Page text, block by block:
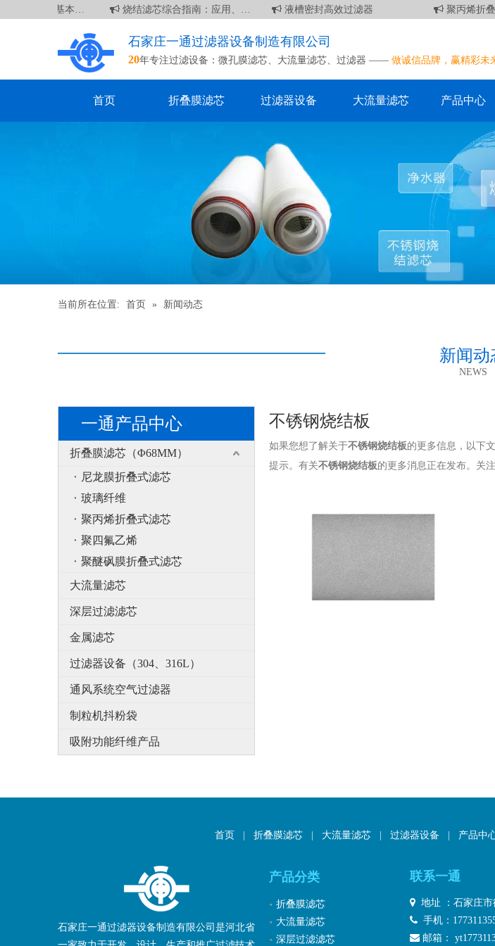
滤芯：基本信息 烧结滤芯综合指南：应用、优点和维护 液槽密封高效过滤器 聚丙烯折叠
石家庄一通过滤器设备制造有限公司
20年专注过滤设备： 微孔膜滤芯、 大流量滤芯、 过滤器 —— 做诚信品牌，赢精彩未
首页 折叠膜滤芯 过滤器设备 大流量滤芯 产品中心
当前所在位置: 首页 » 新闻动态
新闻动
NEWS
一通产品中心
折叠膜滤芯（Φ68MM）
尼龙膜折叠式滤芯
玻璃纤维
聚丙烯折叠式滤芯
聚四氟乙烯
聚醚砜膜折叠式滤芯
大流量滤芯
深层过滤滤芯
金属滤芯
过滤器设备（304、316L）
通风系统空气过滤器
制粒机抖粉袋
吸附功能纤维产品
不锈钢烧结板
如果您想了解关于不锈钢烧结板的更多信息，以下
提示。有关不锈钢烧结板的更多消息正在发布。关
首页 折叠膜滤芯 大流量滤芯 过滤器设备 产品中
石家庄一通过滤器设备制造有限公司是河北省
产品分类
折叠膜滤芯
大流量滤芯
深层过滤滤芯
联系一通
 地址 ：石家庄
 手机：
 邮箱：